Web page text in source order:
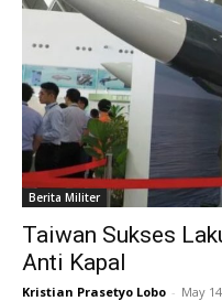
Berita Militer
Taiwan Sukses
Anti Kapal
Kristian Prasetyo Lobo - May